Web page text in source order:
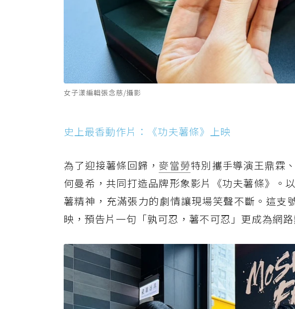
女子漾編輯張念慈/攝影
史上最香動作片：《功夫薯條》上映
為了迎接薯條回歸， 麥當勞特別攜手導演王鼎霖
何曼希，共同打造品牌形象影片《功夫薯條》。
薯精神，充滿張力的劇情讓現場笑聲不斷。這
映，預告片一句「孰可忍，薯不可忍」更成為網路